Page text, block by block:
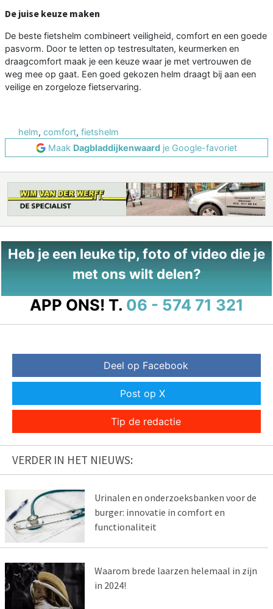
De juise keuze maken
De beste fietshelm combineert veiligheid, comfort en een goede
pasvorm. Door te letten op testresultaten, keurmerken en
draagcomfort maak je een keuze waar je met vertrouwen de
weg mee op gaat. Een goed gekozen helm draagt bij aan een
veilige en zorgeloze fietservaring.
helm, comfort, fietshelm
Maak Dagbladdijkenwaard je Google-favoriet
Heb je een leuke tip, foto of video die je
met ons wilt delen?
APP ONS! T. 06 - 574 71 321
Deel op Facebook
Post op X
Tip de redactie
VERDER IN HET NIEUWS:
Urinalen en onderzoeksbanken voor de
burger: innovatie in comfort en
functionaliteit
Waarom brede laarzen helemaal in zijn
in 2024!